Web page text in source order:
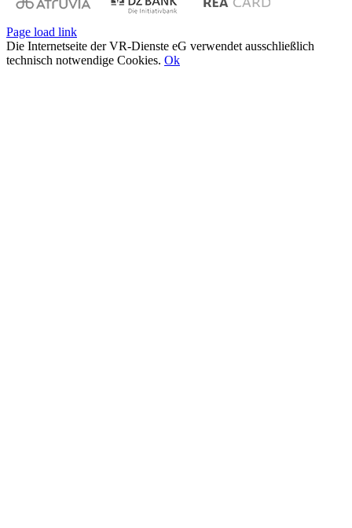
Page load link
Die Internetseite der VR-Dienste eG verwendet ausschließlich
technisch notwendige Cookies. Ok